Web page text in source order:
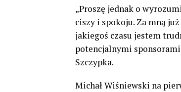
„Proszę jednak o
ciszy i spokoju. Za mną
jakiegoś czasu jestem
potencjalnymi
Szczypka.
Michał Wiśniewski na